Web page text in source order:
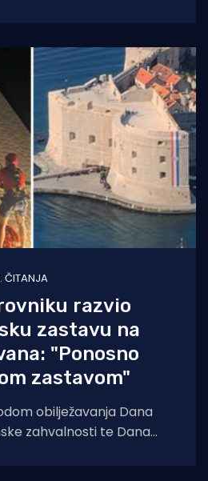
ČITANJA
razvio
zastavu na
"Ponosno
zastavom"
obilježavanja Dana
zahvalnosti te Dana